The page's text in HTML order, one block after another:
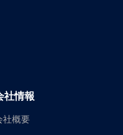
Twitter)
us on Instagram
社情報
社概要